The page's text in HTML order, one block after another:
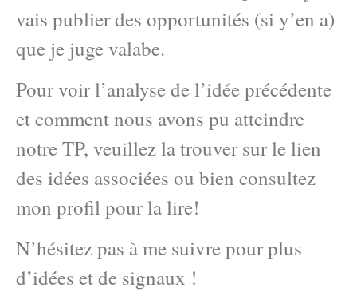
vais publier des opportunités (si y’en a)
que je juge valabe.
Pour voir l’analyse de l’idée précédente
et comment nous avons pu atteindre
notre TP, veuillez la trouver sur le lien
des idées associées ou bien consultez
mon profil pour la lire!
N’hésitez pas à me suivre pour plus
d’idées et de signaux !